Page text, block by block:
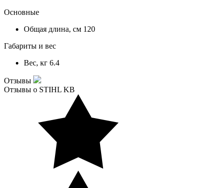
Основные
Общая длина, см 120
Габариты и вес
Вес, кг 6.4
Отзывы
Отзывы о STIHL KB